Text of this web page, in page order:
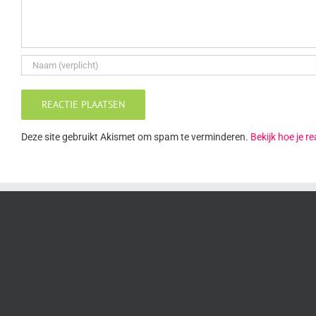
Deze site gebruikt Akismet om spam te verminderen. Bekijk hoe je